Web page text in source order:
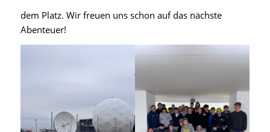
dem Platz. Wir freuen uns schon auf das nächste
Abenteuer!